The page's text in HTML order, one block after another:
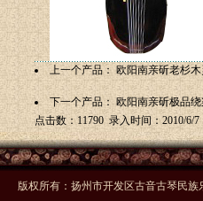
上一个产品：欧阳南亲斫老杉
下一个产品：欧阳南亲斫极品
点击数：11790 录入时间：2010/6/7
版权所有：扬州市开发区古音古琴民